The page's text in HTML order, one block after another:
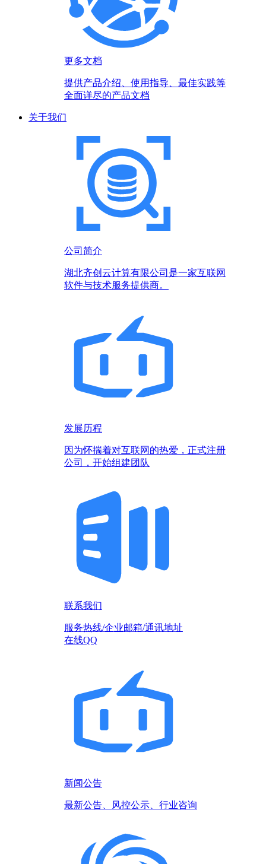
更多文档
提供产品介绍、使用指导、最佳实践等
全面详尽的产品文档
关于我们
公司简介
湖北齐创云计算有限公司是一家互联网
软件与技术服务提供商。
发展历程
因为怀揣着对互联网的热爱，正式注册
公司，开始组建团队
联系我们
服务热线/企业邮箱/通讯地址
在线QQ
新闻公告
最新公告、风控公示、行业咨询